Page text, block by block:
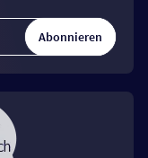
Abonnieren